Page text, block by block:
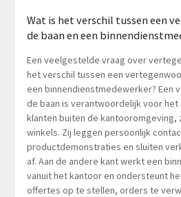
Wat is het verschil tussen een
de baan en een
Een veelgestelde vraag over
het verschil tussen een
een binnendienstmedewerker? Een
de baan is verantwoordelijk voor
klanten buiten de kantooromgeving,
winkels. Zij leggen persoonlijk
productdemonstraties en sluiten
af. Aan de andere kant werkt een
vanuit het kantoor en ondersteunt
offertes op te stellen, orders te